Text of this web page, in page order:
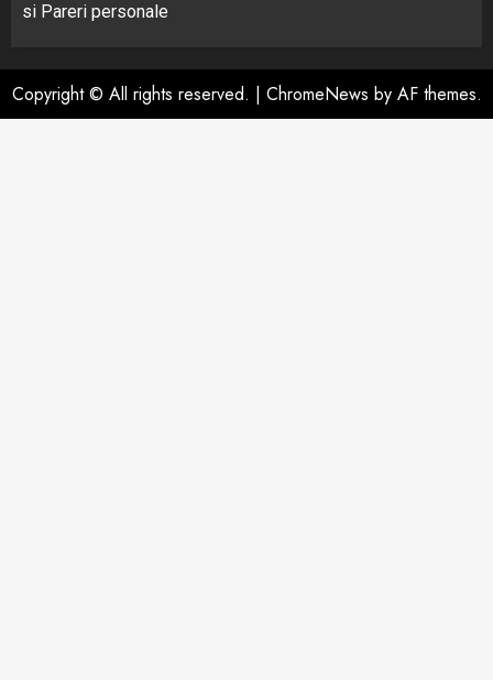
si Pareri personale
Copyright © All rights reserved. | ChromeNews by AF themes.